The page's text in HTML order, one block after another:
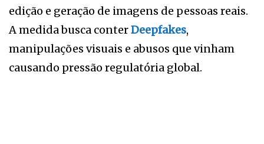
edição e geração de imagens de pessoas reais.
A medida busca conterDeepfakes,
manipulações visuais e abusos que vinham
causando pressão regulatória global.